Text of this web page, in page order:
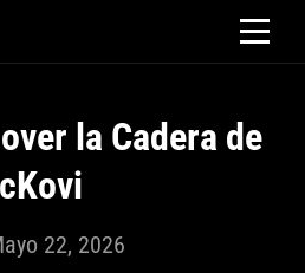
la Cadera de
cKovi
22, 2026